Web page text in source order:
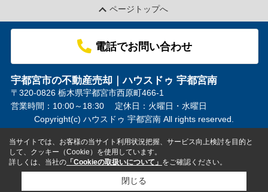
ページトップへ
電話でお問い合わせ
宇都宮市の不動産売却｜ハウスドゥ 宇都宮南
〒320-0826 栃木県宇都宮市西原町466-1
営業時間：10:00～18:30
定休日：火曜日・水曜日
Copyright(c) ハウスドゥ 宇都宮南 All rights reserved.
当サイトでは、お客様の当サイト利用状況把握、サービス向上検討を目的と
して、クッキー（Cookie）を使用しています。
詳しくは、当社の 「Cookieの取扱いについて」 をご確認ください。
閉じる